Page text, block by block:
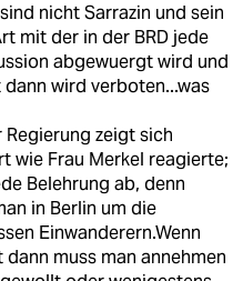
nicht Sarrazin und sein
mit der in der BRD jede
abgewuergt wird und
wird verboten...was
zeigt sich
wie Frau Merkel reagierte;
Belehrung ab, denn
in Berlin um die
Einwanderern.Wenn
muss man annehmen